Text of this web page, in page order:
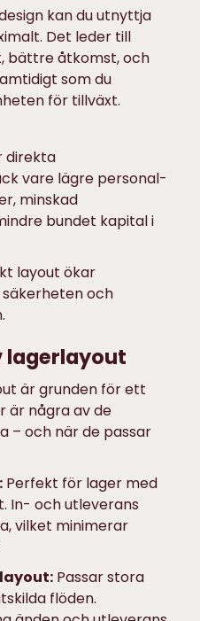
kan du utnyttja
Det leder till
bättre åtkomst, och
som du
för tillväxt.
direkta
vare lägre personal-
minskad
bundet kapital i
layout ökar
och
lagerlayout
är grunden för ett
är några av de
– och när de passar
Perfekt för lager med
In- och utleverans
vilket minimerar
Passar stora
flöden.